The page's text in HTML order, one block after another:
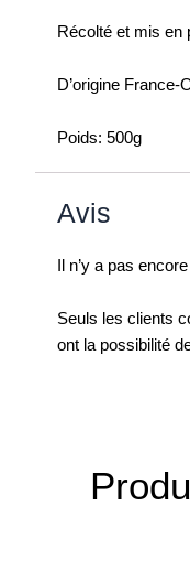
Récolté et mis en
D’origine France-
Poids: 500g
Avis
Il n’y a pas encore
Seuls les clients
ont la possibilité